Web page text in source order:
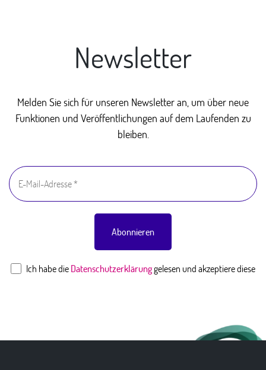
Newsletter
Melden Sie sich für unseren Newsletter an, um über neue
Funktionen und Veröffentlichungen auf dem Laufenden zu
bleiben.
Ich habe dieDatenschutzerklärunggelesen und akzeptiere diese